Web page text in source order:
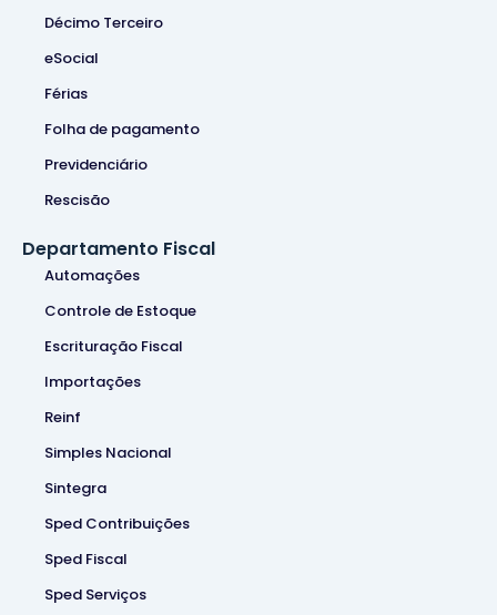
Décimo Terceiro
eSocial
Férias
Folha de pagamento
Previdenciário
Rescisão
Departamento Fiscal
Automações
Controle de Estoque
Escrituração Fiscal
Importações
Reinf
Simples Nacional
Sintegra
Sped Contribuições
Sped Fiscal
Sped Serviços